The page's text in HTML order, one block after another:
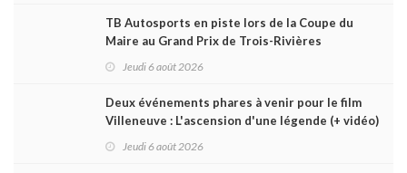
TB Autosports en piste lors de la Coupe du
Maire au Grand Prix de Trois-Rivières
Jeudi 6 août 2026
Deux événements phares à venir pour le film
Villeneuve : L'ascension d'une légende (+ vidéo)
Jeudi 6 août 2026